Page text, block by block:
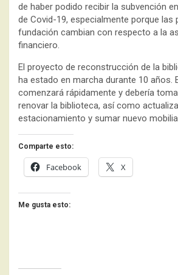
de haber podido recibir la subvención
de Covid-19, especialmente porque las
fundación cambian con respecto a la
financiero.
El proyecto de reconstrucción de la
ha estado en marcha durante 10 años.
comenzará rápidamente y debería
renovar la biblioteca, así como
estacionamiento y sumar nuevo
Comparte esto:
Facebook X
Me gusta esto: